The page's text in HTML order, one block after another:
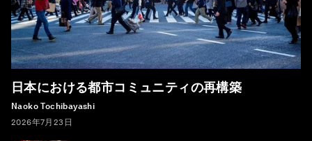
日本における都市コミュニティの再構築
Naoko Tochibayashi
2026年7月23日